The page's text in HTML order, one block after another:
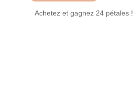
Achetez et gagnez 24 pétales !